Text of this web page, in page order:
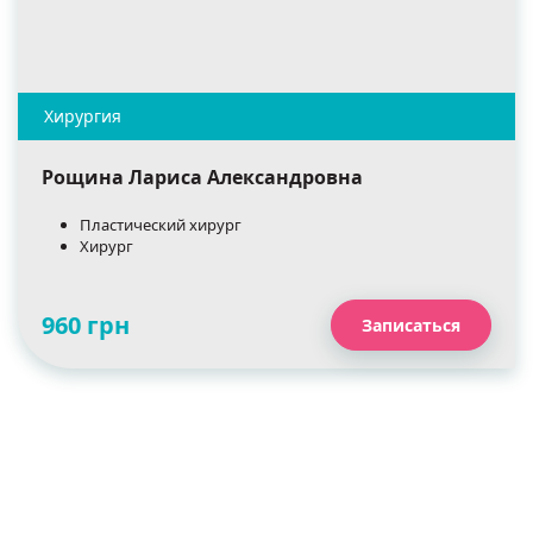
Рощина Лариса Александровна
Пластический хирург
Хирург
960 грн Записаться